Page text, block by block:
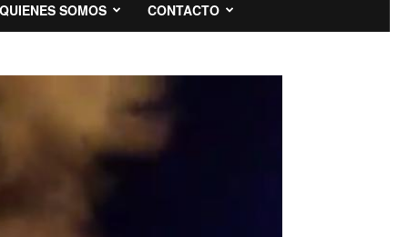
QUIENES SOMOS CONTACTO